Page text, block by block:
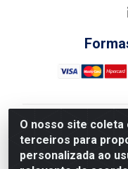
O nosso site
terceiros para
personalizada ao
Nova Boni
- Rua Alice
Janeiro/RJ - CEP: